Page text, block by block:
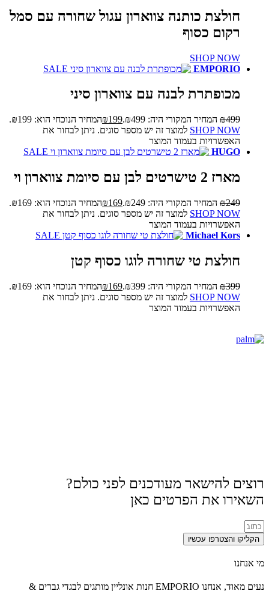
המלאי אזל
חולצת כותנה צווארון עגול שחורה עם סמל
רקום כסוף
SHOP NOW
SALE
EMPORIO
מכופתרת לבנה עם צווארון סיני
₪499 המחיר המקורי היה: ₪499. ₪199
המחיר הנוכחי הוא: ₪199.
SHOP NOW למוצר זה יש מספר סוגים. ניתן לבחור את
האפשרויות בעמוד המוצר
SALE
HUGO
מארז 2 טישרטים לבן עם סיומת צווארון וי
₪249 המחיר המקורי היה: ₪249. ₪169
המחיר הנוכחי הוא: ₪169.
SHOP NOW למוצר זה יש מספר סוגים. ניתן לבחור את
האפשרויות בעמוד המוצר
SALE
Michael Kors
חולצת טי שחורה לוגו כסוף קטן
₪399 המחיר המקורי היה: ₪399. ₪169
המחיר הנוכחי הוא: ₪169.
SHOP NOW למוצר זה יש מספר סוגים. ניתן לבחור את
האפשרויות בעמוד המוצר
רוצים להישאר מעודכנים לפני כולם?
השאירו את הפרטים כאן
הקליקו והצטרפו עכשיו
מי אנחנו
נעים מאוד, אנחנו EMPORIO חנות אונליין מותגים לבגדי גברים &